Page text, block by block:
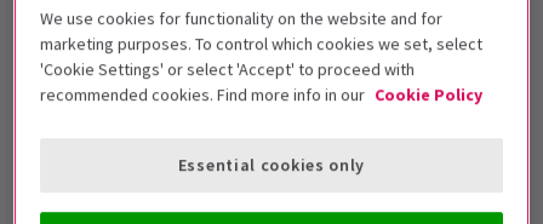
We use cookies for functionality on the website and for
marketing purposes. To control which cookies we set, select
'Cookie Settings' or select 'Accept' to proceed with
recommended cookies. Find more info in our Cookie Policy
Essential cookies only